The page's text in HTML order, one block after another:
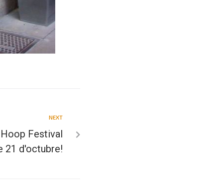
NEXT
Festival
21 d'octubre!